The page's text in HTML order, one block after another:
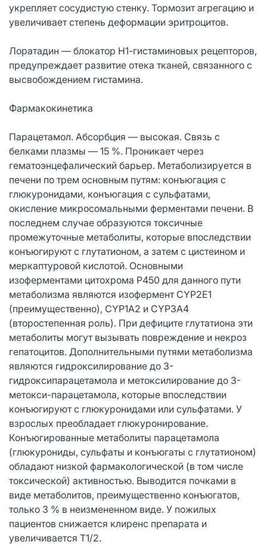
укрепляет сосудистую стенку. Тормозит агрегацию и
увеличивает степень деформации эритроцитов.
Лоратадин — блокатор Н1-гистаминовых рецепторов,
предупреждает развитие отека тканей, связанного с
высвобождением гистамина.
Фармакокинетика
Парацетамол. Абсорбция — высокая. Связь с
белками плазмы — 15 %. Проникает через
гематоэнцефалический барьер. Метаболизируется в
печени по трем основным путям: конъюгация с
глюкуронидами, конъюгация с сульфатами,
окисление микросомальными ферментами печени. В
последнем случае образуются токсичные
промежуточные метаболиты, которые впоследствии
конъюгируют с глутатионом, а затем с цистеином и
меркаптуровой кислотой. Основными
изоферментами цитохрома Р450 для данного пути
метаболизма являются изофермент CYP2E1
(преимущественно), CYP1A2 и CYP3A4
(второстепенная роль). При дефиците глутатиона эти
метаболиты могут вызывать повреждение и некроз
гепатоцитов. Дополнительными путями метаболизма
являются гидроксилирование до 3-
гидроксипарацетамола и метоксилирование до 3-
метокси-парацетамола, которые впоследствии
конъюгируют с глюкуронидами или сульфатами. У
взрослых преобладает глюкуронирование.
Конъюгированные метаболиты парацетамола
(глюкурониды, сульфаты и конъюгаты с глутатионом)
обладают низкой фармакологической (в том числе
токсической) активностью. Выводится почками в
виде метаболитов, преимущественно конъюгатов,
только 3 % в неизмененном виде. У пожилых
пациентов снижается клиренс препарата и
увеличивается T1/2.